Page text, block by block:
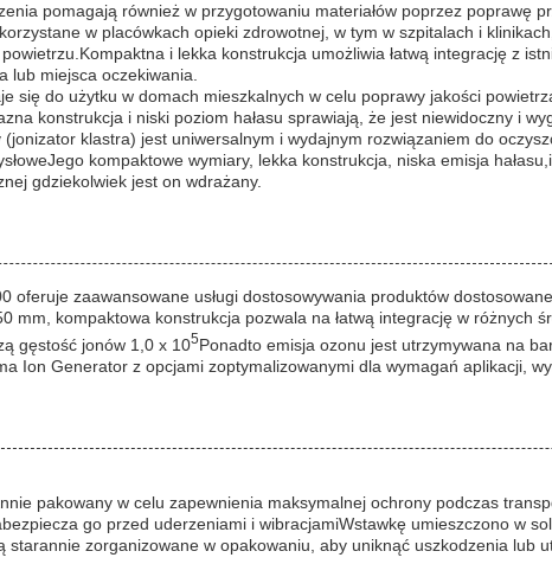
pomagają również w przygotowaniu materiałów poprzez poprawę
w placówkach opieki zdrowotnej, w tym w szpitalach i
i lekka konstrukcja umożliwia łatwą integrację z
lub miejsca oczekiwania.
się do użytku w domach mieszkalnych w celu poprawy jakości
konstrukcja i niski poziom hałasu sprawiają, że jest niewidoczny i
klastra) jest uniwersalnym i wydajnym rozwiązaniem do
kompaktowe wymiary, lekka konstrukcja, niska emisja
gdziekolwiek jest on wdrażany.
oferuje zaawansowane usługi dostosowywania produktów
mm, kompaktowa konstrukcja pozwala na łatwą integrację w różnych
gęstość jonów 1,0 x 105Ponadto emisja ozonu jest utrzymywana na
Ion Generator z opcjami zoptymalizowanymi dla wymagań aplikacji,
pakowany w celu zapewnienia maksymalnej ochrony podczas
go przed uderzeniami i wibracjamiWstawkę umieszczono w
zorganizowane w opakowaniu, aby uniknąć uszkodzenia lub